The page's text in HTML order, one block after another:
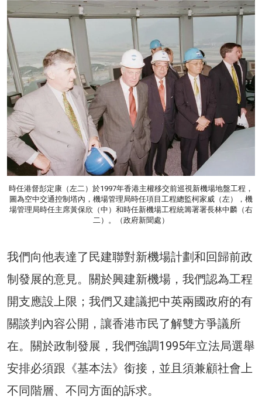
時任港督彭定康（左二）於1997年香港主權移交前巡視新機場地盤工程，
圖為空中交通控制塔內，機場管理局時任項目工程總監柯家威（左），機
場管理局時任主席黃保欣（中）和時任新機場工程統籌署署長林中麟（右
二）。（政府新聞處）
我們向他表達了民建聯對新機場計劃和回歸前政
制發展的意見。關於興建新機場，我們認為工程
開支應設上限；我們又建議把中英兩國政府的有
關談判內容公開，讓香港市民了解雙方爭議所
在。關於政制發展，我們強調1995年立法局選舉
安排必須跟《基本法》銜接，並且須兼顧社會上
不同階層、不同方面的訴求。